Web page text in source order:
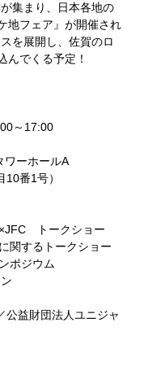
集まり、日本各地の
地フェア』が開催され
を展開し、佐賀のロ
んでくる予定！
～17:00
ーホールA
1号）
トークショー
関するトークショー
ポジウム
公益財団法人ユニジャ